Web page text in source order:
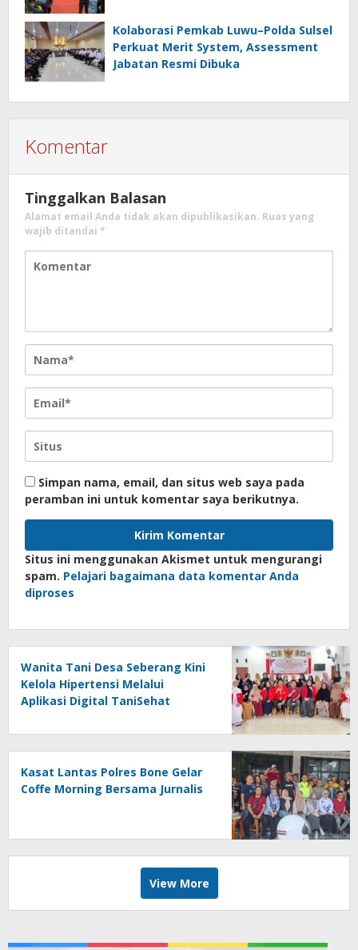
Kolaborasi Pemkab Luwu–Polda Sulsel
Perkuat Merit System, Assessment
Jabatan Resmi Dibuka
Komentar
Tinggalkan Balasan
Alamat email Anda tidak akan dipublikasikan. Ruas yang
wajib ditandai *
Simpan nama, email, dan situs web saya pada
peramban ini untuk komentar saya berikutnya.
Situs ini menggunakan Akismet untuk mengurangi
spam. Pelajari bagaimana data komentar Anda
diproses
Wanita Tani Desa Seberang Kini
Kelola Hipertensi Melalui
Aplikasi Digital TaniSehat
Kasat Lantas Polres Bone Gelar
Coffe Morning Bersama Jurnalis
View More